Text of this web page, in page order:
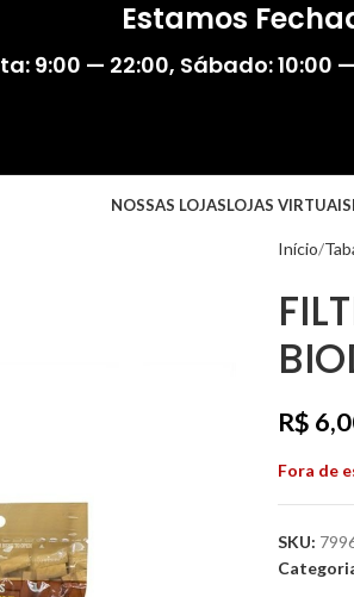
Estamos
9:00 — 22:00, Sábado: 10:00
NOSSAS LOJASLOJAS VIRTUAIS
Início
R$
Fora de
SKU: